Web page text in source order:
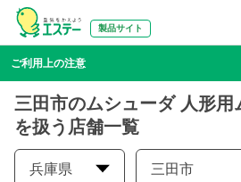
製品サイト
ご利用上の注意
三田市のムシューダ 人形用
を扱う店舗一覧
兵庫県 三田市